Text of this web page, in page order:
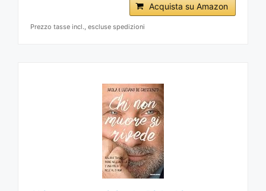
Acquista su Amazon
Prezzo tasse incl., escluse spedizioni